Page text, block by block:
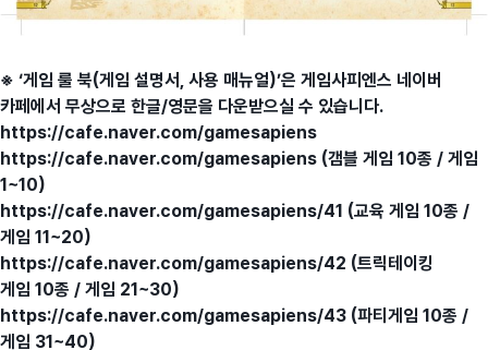
※ ‘게임 룰 북(게임 설명서, 사용 매뉴얼)’은 게임사피엔스 네이버
카페에서 무상으로 한글/영문을 다운받으실 수 있습니다.
https://cafe.naver.com/gamesapiens
https://cafe.naver.com/gamesapiens (갬블 게임 10종 / 게임
1~10)
https://cafe.naver.com/gamesapiens/41 (교육 게임 10종 /
게임 11~20)
https://cafe.naver.com/gamesapiens/42 (트릭테이킹
게임 10종 / 게임 21~30)
https://cafe.naver.com/gamesapiens/43 (파티게임 10종 /
게임 31~40)